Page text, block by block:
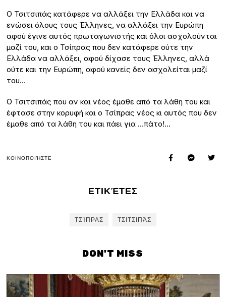
Ο Τσιτσιπάς κατάφερε να αλλάξει την Ελλάδα και να
ενώσει όλους τους Έλληνες, να αλλάξει την Ευρώπη
αφού έγινε αυτός πρωταγωνιστής και όλοι ασχολούνται
μαζί του, και ο Τσίπρας που δεν κατάφερε ούτε την
Ελλάδα να αλλάξει, αφού δίχασε τους Έλληνες, αλλά
ούτε και την Ευρώπη, αφού κανείς δεν ασχολείται μαζί
του…
Ο Τσιτσιπάς που αν και νέος έμαθε από τα λάθη του και
έφτασε στην κορυφή και ο Τσίπρας νέος κι αυτός που δεν
έμαθε από τα λάθη του και πάει για …πάτο!…
ΚΟΙΝΟΠΟΙΉΣΤΕ
ΕΤΙΚΈΤΕΣ
ΤΣΊΠΡΑΣ ΤΣΙΤΣΙΠΆΣ
DON'T MISS